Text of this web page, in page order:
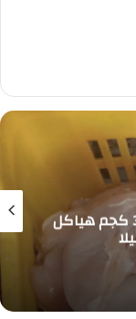
ضبط دواجن مذبوحة خارج المجزر و30 كجم هياكل